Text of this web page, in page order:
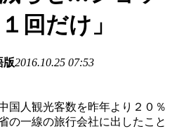
回だけ」
版2016.10.25 07:53
国人観光客数を昨年より２０％
の一線の旅行会社に出したこと